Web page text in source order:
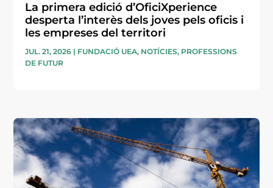
La primera edició d’OficiXperience
desperta l’interès dels joves pels oficis i
les empreses del territori
JUL. 21, 2026 | FUNDACIÓ UEA, NOTÍCIES, PROFESSIONS
DE FUTUR